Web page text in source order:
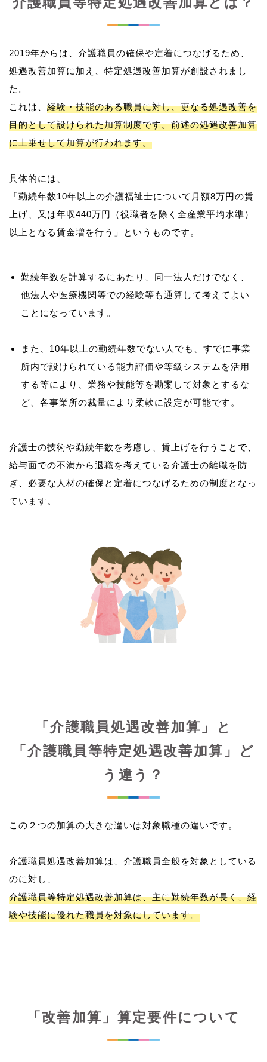
2019年からは、介護職員の確保や定着につなげるため、
処遇改善加算に加え、特定処遇改善加算が創設されまし
た。
これは、 経験・技能のある職員に対し、更なる処遇改善を
目的として設けられた加算制度です。前述の処遇改善加算
に上乗せして加算が行われます。
具体的には、
「勤続年数10年以上の介護福祉士について月額8万円の賃
上げ、又は年収440万円（役職者を除く全産業平均水準）
勤続年数を計算するにあたり、同一法人だけでなく、
他法人や医療機関等での経験等も通算して考えてよい
ことになっています。
また、10年以上の勤続年数でない人でも、すでに事業
所内で設けられている能力評価や等級システムを活用
する等により、業務や技能等を勘案して対象とするな
ど、各事業所の裁量により柔軟に設定が可能です。
介護士の技術や勤続年数を考慮し、賃上げを行うことで、
給与面での不満から退職を考えている介護士の離職を防
ぎ、必要な人材の確保と定着につなげるための制度となっ
ています。
「介護職員処遇改善加算」と
「介護職員等特定処遇改善加算」ど
う違う？
この２つの加算の大きな違いは対象職種の違いです。
介護職員処遇改善加算は、介護職員全般を対象としている
介護職員等特定処遇改善加算は、主に勤続年数が長く、経
験や技能に優れた職員を対象にしています。
「改善加算」算定要件について